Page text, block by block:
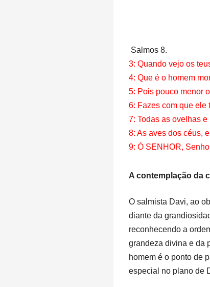
Salmos 8.
3: Quando vejo os
4: Que é o homem
5: Pois pouco menor
6: Fazes com que ele
7: Todas as ovelhas
8: As aves dos céus,
9: Ó SENHOR,
A contemplação da
O salmista Davi, ao
diante da
reconhecendo a
grandeza divina e da
homem é o ponto de
especial no plano de